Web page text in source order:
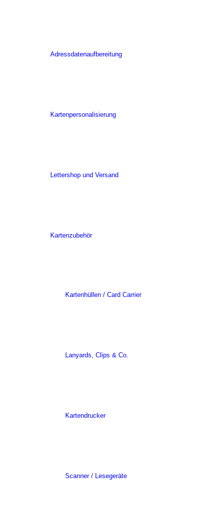
Adressdatenaufbereitung
Kartenpersonalisierung
Lettershop und Versand
Kartenzubehör
Kartenhüllen / Card Carrier
Lanyards, Clips & Co.
Kartendrucker
Scanner / Lesegeräte